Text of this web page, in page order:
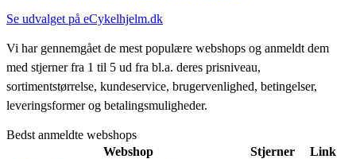
Se udvalget på eCykelhjelm.dk
Vi har gennemgået de mest populære webshops og anmeldt dem
med stjerner fra 1 til 5 ud fra bl.a. deres prisniveau,
sortimentstørrelse, kundeservice, brugervenlighed, betingelser,
leveringsformer og betalingsmuligheder.
Bedst anmeldte webshops
Webshop
Stjerner Link